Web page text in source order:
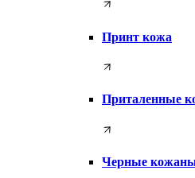
Принт кожа
Приталенные
Черные